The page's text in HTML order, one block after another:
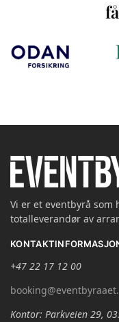
Vi er et eventbyrå som
totalleverandør av
+47 22 17 12 00
Kontor: Parkveien 29,